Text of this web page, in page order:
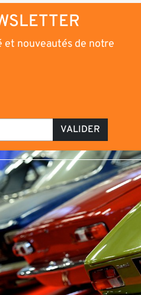
nouveautés de notre
VALIDER